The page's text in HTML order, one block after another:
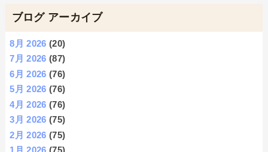
ブログ アーカイブ
8月 2026 (20)
7月 2026 (87)
6月 2026 (76)
5月 2026 (76)
4月 2026 (76)
3月 2026 (75)
2月 2026 (75)